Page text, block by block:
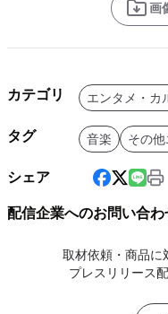
画
カテゴリ エンタメ・カ
タグ 音楽 その他
シェア
配信企業へのお問い合わ
取材依頼・商品に
プレスリリース